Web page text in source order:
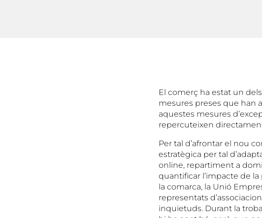
El comerç ha estat un
mesures preses que han
aquestes mesures
repercuteixen
Per tal d’afrontar el nou
estratègica per tal
online, repartiment a
quantificar l’impacte de
la comarca, la Unió
representats
inquietuds. Durant la